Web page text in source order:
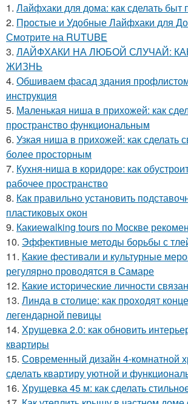
1. Лайфхаки для дома: как сделать
2. Простые и Удобные Лайфхаки для
Смотрите на RUTUBE
3. ЛАЙФХАКИ НА ЛЮБОЙ СЛУЧАЙ:
ЖИЗНЬ
4. Обшиваем фасад здания
инструкция
5. Маленькая ниша в прихожей: как
пространство функциональным
6. Узкая ниша в прихожей: как сделать
более просторным
7. Кухня-ниша в коридоре: как
рабочее пространство
8. Как правильно установить
пластиковых окон
9. Какиеwalking tours по Москве
10. Эффективные методы борьбы с
11. Какие фестивали и культурные
регулярно проводятся в Самаре
12. Какие исторические личности
13. Линда в столице: как проходят
легендарной певицы
14. Хрущевка 2.0: как обновить
квартиры
15. Современный дизайн 4-комнатной
сделать квартиру уютной и
16. Хрущевка 45 м: как сделать